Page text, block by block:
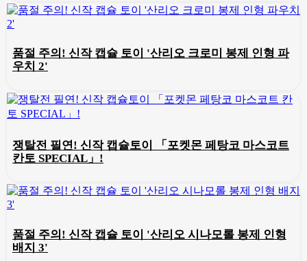
품절 주의! 신작 캡슐 토이 '산리오 크로미 봉제 인형 파
우치 2'
쟁탈전 필연! 신작 캡슐토이 「포켓몬 페탕코 마스코트
칸토 SPECIAL」!
품절 주의! 신작 캡슐 토이 '산리오 시나모롤 봉제 인형
배지 3'